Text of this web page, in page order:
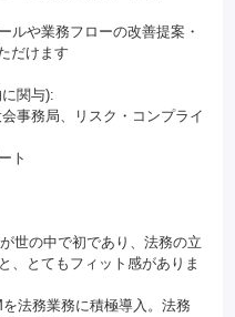
ルや業務フローの改善提案・
だけます
関与):
事務局、リスク・コンプライ
ト
世の中で初であり、法務の立
、とてもフィット感がありま
法務業務に積極導入。法務